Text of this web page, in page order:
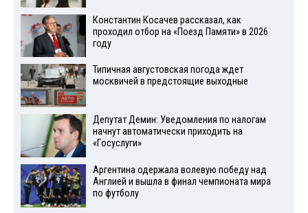
Константин Косачев рассказал, как
проходил отбор на «Поезд Памяти» в 2026
году
Типичная августовская погода ждет
москвичей в предстоящие выходные
Депутат Демин: Уведомления по налогам
начнут автоматически приходить на
«Госуслуги»
Аргентина одержала волевую победу над
Англией и вышла в финал чемпионата мира
по футболу